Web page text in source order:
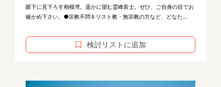
眼下に見下ろす相模湾。遥かに望む霊峰富士。ぜひ、ご自身の目でお
確かめ下さい。●宗教不問キリスト教・無宗教の方など、どなた...
検討リストに追加